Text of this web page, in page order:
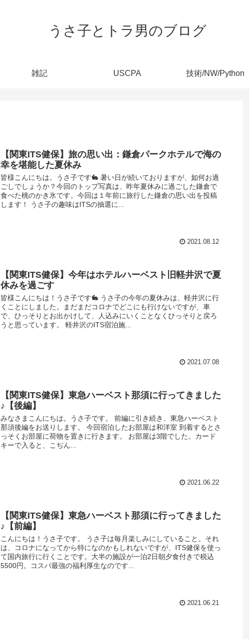
うさ子とトラ男のブログ
雑記 USCPA 技術/NW/Python
【関東ITS健保】旅の思い出：鎌倉パークホテルで海の
幸を堪能した夏休み
皆様こんにちは。うさ子です🐇 暑い日が続いておりますが、如何お過
ごしでしょうか？今回のトップ写真は、昨年夏休みに過ごした鎌倉で
食べた桃のかき氷です。今回は１年前に旅行した鎌倉の思い出を投稿
します！ うさ子の趣味はITSの抽選に...
2021.08.12
【関東ITS健保】今年はホテルハーベスト旧軽井沢で夏
休みを過ごす
皆様こんにちは！うさ子です🐇 うさ子の今年の夏休みは、軽井沢に行
くことにしました。まだまだコロナでどこにも行けないですが、車
で、ひっそりとお出かけして、人込みにいくことなくひっそりと戻ろ
うと思っています。 軽井沢のITS宿泊施...
2021.07.08
【関東ITS健保】東急ハーベスト那須に行ってきました
♪【後編】
みなさまこんにちは。うさ子です。 前編に引き続き、東急ハーベスト
那須後編をお送りします。 今回宿泊したお部屋は和洋室 到着するとさ
っそくお部屋に荷物を置きに行きます。 お部屋は3階でした。カード
キーで入ると、こぢん...
2021.06.22
【関東ITS健保】東急ハーベスト那須に行ってきました
♪【前編】
こんにちは！うさ子です。 うさ子は毎月楽しみにしていること。それ
は、コロナになってから特になのかもしれないですが、ITS健保を使っ
て国内旅行に行くことです。大半の施設が一泊2日朝夕食付きで税込
5500円。コスパ最強の福利厚生なのです...
2021.06.21